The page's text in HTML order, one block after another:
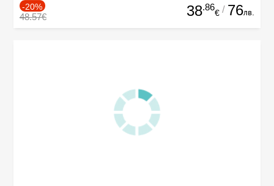
-20%
48.57€ 38.86
€ / 76лв.